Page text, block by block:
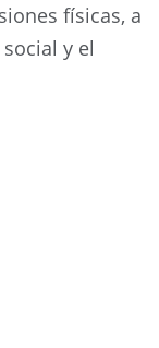
físicas, a
y el